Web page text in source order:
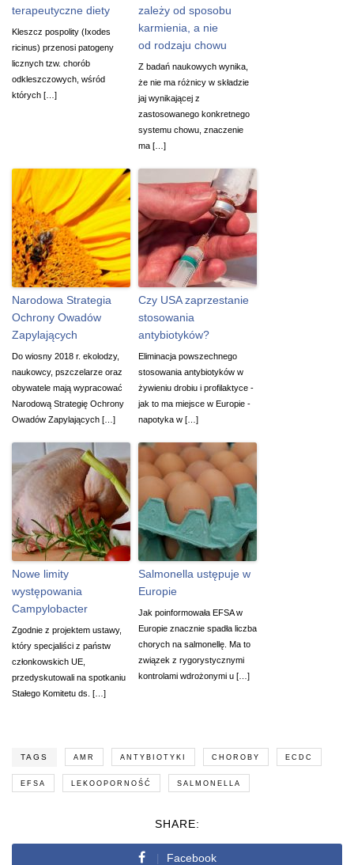
terapeutyczne diety
Kleszcz pospolity (Ixodes
ricinus) przenosi patogeny
licznych tzw. chorób
odkleszczowych, wśród
których […]
zależy od sposobu
karmienia, a nie
od rodzaju chowu
Z badań naukowych wynika,
że nie ma różnicy w składzie
jaj wynikającej z
zastosowanego konkretnego
systemu chowu, znaczenie
ma […]
Narodowa Strategia
Ochrony Owadów
Zapylających
Do wiosny 2018 r. ekolodzy,
naukowcy, pszczelarze oraz
obywatele mają wypracować
Narodową Strategię Ochrony
Owadów Zapylających […]
Czy USA zaprzestanie
stosowania
antybiotyków?
Eliminacja powszechnego
stosowania antybiotyków w
żywieniu drobiu i profilaktyce -
jak to ma miejsce w Europie -
napotyka w […]
Nowe limity
występowania
Campylobacter
Zgodnie z projektem ustawy,
który specjaliści z państw
członkowskich UE,
przedyskutowali na spotkaniu
Stałego Komitetu ds. […]
Salmonella ustępuje w
Europie
Jak poinformowała EFSA w
Europie znacznie spadła liczba
chorych na salmonellę. Ma to
związek z rygorystycznymi
kontrolami wdrożonymi u […]
TAGS AMR ANTYBIOTYKI CHOROBY ECDC
EFSA LEKOOPORNOŚĆ SALMONELLA
SHARE:
Facebook